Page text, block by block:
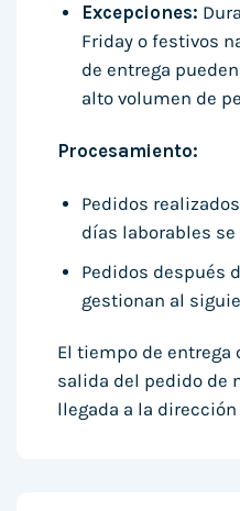
Excepciones:
Friday o festivos
de entrega
alto volumen de
Procesamiento:
Pedidos
días laborables
Pedidos después
gestionan al
El tiempo de entrega
salida del pedido de
llegada a la